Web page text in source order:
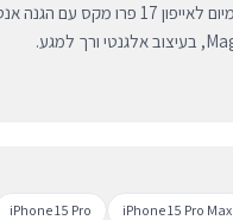
כיסוי סיליקון פרימיום
iPhone 15 Pro Max
iPhone 15 Pro